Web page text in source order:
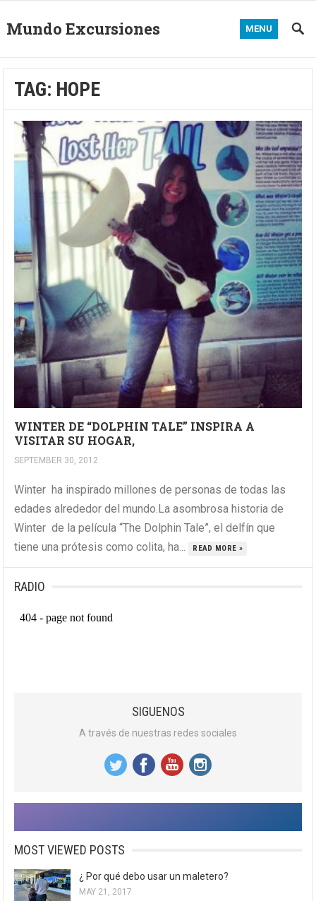
Mundo Excursiones MENU
TAG: HOPE
WINTER DE “DOLPHIN TALE” INSPIRA A
VISITAR SU HOGAR,
SEPTEMBER 30, 2012
Winter ha inspirado millones de personas de todas las
edades alrededor del mundo.La asombrosa historia de
Winter de la película “The Dolphin Tale”, el delfín que
tiene una prótesis como colita, ha...
READ MORE »
RADIO
SIGUENOS
A través de nuestras redes sociales
MOST VIEWED POSTS
¿ Por qué debo usar un maletero?
MAY 21, 2017